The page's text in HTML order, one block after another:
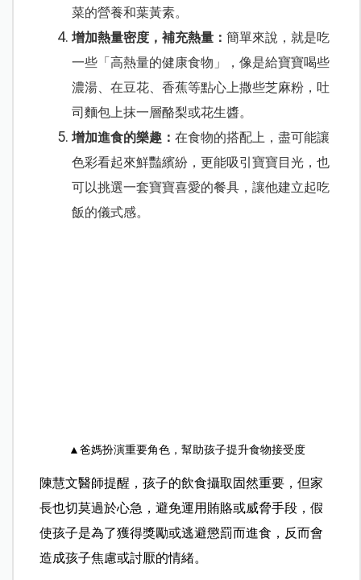
菜的營養和葉黃素。
增加熱量密度，補充熱量 ：簡單來說，就是吃
一些「高熱量的健康食物」，像是給寶寶喝些
濃湯、在豆花、香蕉等點心上撒些芝麻粉，吐
司麵包上抹一層酪梨或花生醬。
增加進食的樂趣 ：在食物的搭配上，盡可能讓
色彩看起來鮮豔繽紛，更能吸引寶寶目光，也
可以挑選一套寶寶喜愛的餐具，讓他建立起吃
飯的儀式感。
▲ 爸媽扮演重要角色，幫助孩子提升食物接受度
陳慧文醫師提醒，孩子的飲食攝取固然重要，但家
長也切莫過於心急，避免運用賄賂或威脅手段，假
使孩子是為了獲得獎勵或逃避懲罰而進食，反而會
造成孩子焦慮或討厭的情緒。